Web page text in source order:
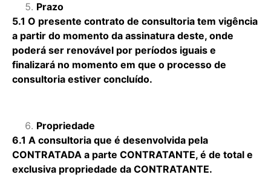
Prazo
5.1 O presente contrato de consultoria tem vigência
a partir do momento da assinatura deste, onde
poderá ser renovável por períodos iguais e
finalizará no momento em que o processo de
consultoria estiver concluído.
Propriedade
6.1 A consultoria que é desenvolvida pela
CONTRATADA a parte CONTRATANTE, é de total e
exclusiva propriedade da CONTRATANTE.